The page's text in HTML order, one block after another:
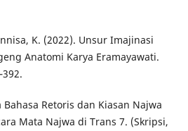
K. (2022). Unsur Imajinasi
Anatomi Karya Eramayawati.
Bahasa Retoris dan Kiasan Najwa
Mata Najwa di Trans 7. (Skripsi,